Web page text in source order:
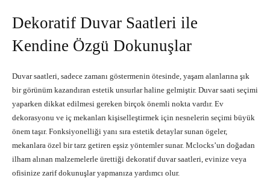
Dekoratif Duvar Saatleri ile
Kendine Özgü Dokunuşlar
Duvar saatleri, sadece zamanı göstermenin ötesinde, yaşam alanlarına şık
bir görünüm kazandıran estetik unsurlar haline gelmiştir. Duvar saati seçimi
yaparken dikkat edilmesi gereken birçok önemli nokta vardır. Ev
dekorasyonu ve iç mekanları kişiselleştirmek için nesnelerin seçimi büyük
önem taşır. Fonksiyonelliği yanı sıra estetik detaylar sunan ögeler,
mekanlara özel bir tarz getiren eşsiz yöntemler sunar. Mclocks’un doğadan
ilham alınan malzemelerle ürettiği dekoratif duvar saatleri, evinize veya
ofisinize zarif dokunuşlar yapmanıza yardımcı olur.